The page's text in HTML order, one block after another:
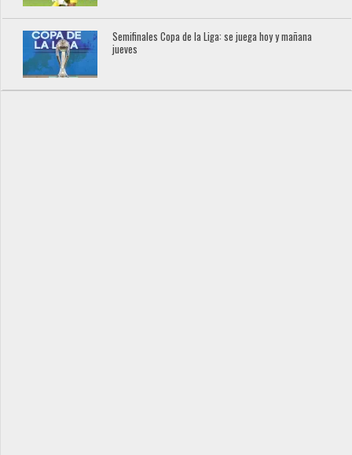
Semifinales Copa de la Liga: se juega hoy y mañana
jueves